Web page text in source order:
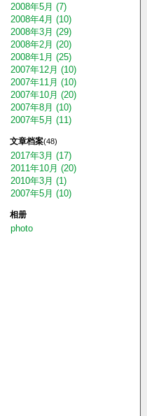
2008年5月 (7)
2008年4月 (10)
2008年3月 (29)
2008年2月 (20)
2008年1月 (25)
2007年12月 (10)
2007年11月 (10)
2007年10月 (20)
2007年8月 (10)
2007年5月 (11)
文章档案(48)
2017年3月 (17)
2011年10月 (20)
2010年3月 (1)
2007年5月 (10)
相册
photo